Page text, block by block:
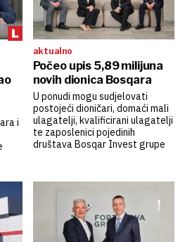
i
aktualno
Počeo upis 5,89 milijuna
novih dionica Bosqara
U ponudi mogu sudjelovati
postojeći dioničari, domaći mali
ulagatelji, kvalificirani ulagatelji
te zaposlenici pojedinih
društava Bosqar Invest grupe